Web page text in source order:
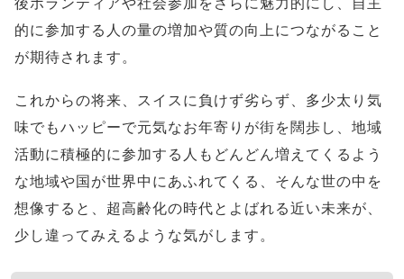
後ボランティアや社会参加をさらに魅力的にし、自主
的に参加する人の量の増加や質の向上につながること
が期待されます。
これからの将来、スイスに負けず劣らず、多少太り気
味でもハッピーで元気なお年寄りが街を闊歩し、地域
活動に積極的に参加する人もどんどん増えてくるよう
な地域や国が世界中にあふれてくる、そんな世の中を
想像すると、超高齢化の時代とよばれる近い未来が、
少し違ってみえるような気がします。